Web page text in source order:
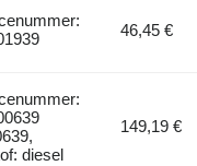
46,45 €
diesel
149,19 €